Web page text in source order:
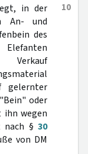
10
in der
An- und
des
Verkauf
gelernter
oder
wegen
nach § 30
von DM